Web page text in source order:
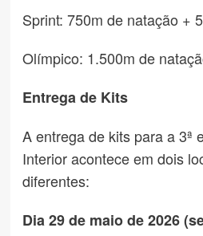
Sprint: 750m de natação +
Olímpico: 1.500m de
Entrega de Kits
A entrega de kits para a 3ª
Interior acontece em dois
diferentes:
Dia 29 de maio de 2026